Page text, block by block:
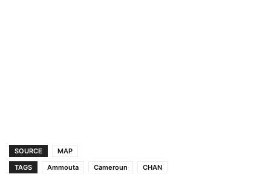
SOURCE
MAP
TAGS
Ammouta Cameroun CHAN